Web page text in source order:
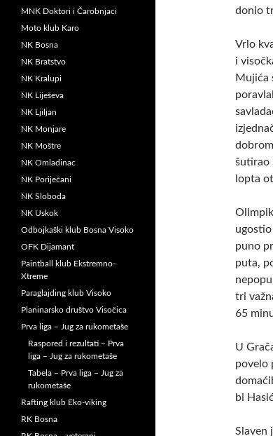
donio
Vrlo
i
Mujića
šutirao
lopta
puno
puta,
tri
65
U
povelo
bi
Slaven
MNK Doktori i Čarobnjaci
Moto klub Karo
NK Bosna
NK Bratstvo
NK Kralupi
NK Liješeva
NK Ljiljan
NK Monjare
NK Moštre
NK Omladinac
NK Poriječani
NK Sloboda
NK Uskok
Odbojkaški klub Bosna Visoko
OFK Dijamant
Paintball klub Ekstremno-
Xtreme
Paraglajding klub Visoko
Planinarsko društvo Visočica
Prva liga – Jug za rukometaše
Raspored i rezultati – Prva
liga – Jug za rukometaše
Tabela – Prva liga – Jug za
rukometaše
Rafting klub Eko-viking
RK Bosna